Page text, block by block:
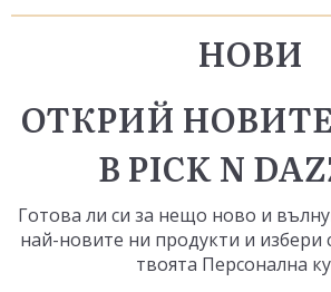
НОВИ
ОТКРИЙ
В PICK N
Готова ли си за нещо ново и
най-новите ни продукти и
твоята Персонална